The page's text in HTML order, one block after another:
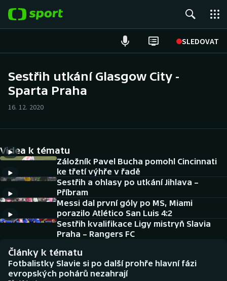
SLEDOVAT
Hokej
Cyklistika
DALŠÍ SPORTY
Americký fotbal
Baseball a softbal
Basketbal
NEPŘEHLÉDNĚTE
Historické návraty
Sestřih utkání Glasgow City -
Sparta Praha
16. 12. 2020
Videa k tématu
Záložník Pavel Bucha pomohl Cincinnati
ke třetí výhře v řadě
Sestřih a ohlasy po utkání Jihlava –
Příbram
Messi dal první góly po MS, Miami
porazilo Atlético San Luis 4:2
Sestřih kvalifikace Ligy mistryň Slavia
Praha – Rangers FC
Články k tématu
Fotbalistky Slavie si po další prohře hlavní fázi
evropských pohárů nezahrají